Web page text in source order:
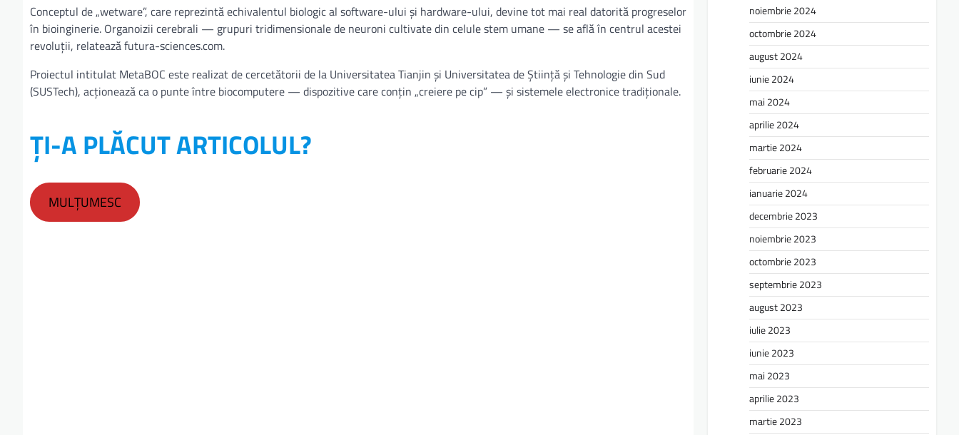
Conceptul de „wetware”, care reprezintă echivalentul biologic al software-ului și hardware-ului, devine tot mai real datorită progreselor
în bioinginerie. Organoizii cerebrali — grupuri tridimensionale de neuroni cultivate din celule stem umane — se află în centrul acestei
revoluții, relatează futura-sciences.com.
Proiectul intitulat MetaBOC este realizat de cercetătorii de la Universitatea Tianjin și Universitatea de Știință și Tehnologie din Sud
(SUSTech), acționează ca o punte între biocomputere — dispozitive care conțin „creiere pe cip” — și sistemele electronice tradiționale.
ȚI-A PLĂCUT ARTICOLUL?
MULȚUMESC
noiembrie 2024
octombrie 2024
august 2024
iunie 2024
mai 2024
aprilie 2024
martie 2024
februarie 2024
ianuarie 2024
decembrie 2023
noiembrie 2023
octombrie 2023
septembrie 2023
august 2023
iulie 2023
iunie 2023
mai 2023
aprilie 2023
martie 2023